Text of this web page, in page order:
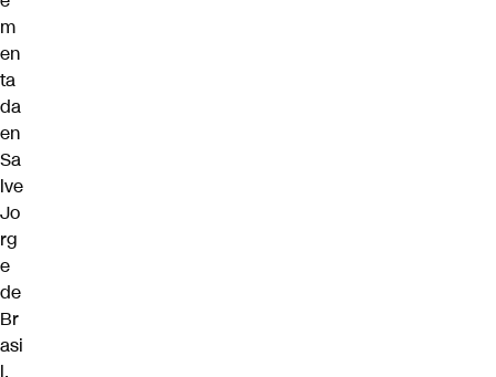
m
en
ta
da
en
Sa
lve
Jo
rg
e
de
Br
asi
l.